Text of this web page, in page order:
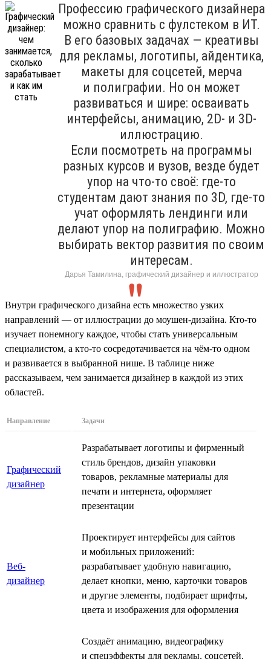
Профессию графического дизайнера
можно сравнить с фулстеком в ИТ.
В его базовых задачах — креативы
для рекламы, логотипы, айдентика,
макеты для соцсетей, мерча
и полиграфии. Но он может
развиваться и шире: осваивать
интерфейсы, анимацию, 2D- и 3D-
иллюстрацию.
Если посмотреть на программы
разных курсов и вузов, везде будет
упор на что-то своё: где-то
студентам дают знания по 3D, где-то
учат оформлять лендинги или
делают упор на полиграфию. Можно
выбирать вектор развития по своим
интересам.
Дарья Тамилина, графический дизайнер и иллюстратор
Внутри графического дизайна есть множество узких
направлений — от иллюстрации до моушен-дизайна. Кто-то
изучает понемногу каждое, чтобы стать универсальным
специалистом, а кто-то сосредотачивается на чём-то одном
и развивается в выбранной нише. В таблице ниже
рассказываем, чем занимается дизайнер в каждой из этих
областей.
Направление Задачи
Графический
дизайнер
Разрабатывает логотипы и фирменный
стиль брендов, дизайн упаковки
товаров, рекламные материалы для
печати и интернета, оформляет
презентации
Веб-
дизайнер
Проектирует интерфейсы для сайтов
и мобильных приложений:
разрабатывает удобную навигацию,
делает кнопки, меню, карточки товаров
и другие элементы, подбирает шрифты,
цвета и изображения для оформления
Создаёт анимацию, видеографику
и спецэффекты для рекламы, соцсетей,